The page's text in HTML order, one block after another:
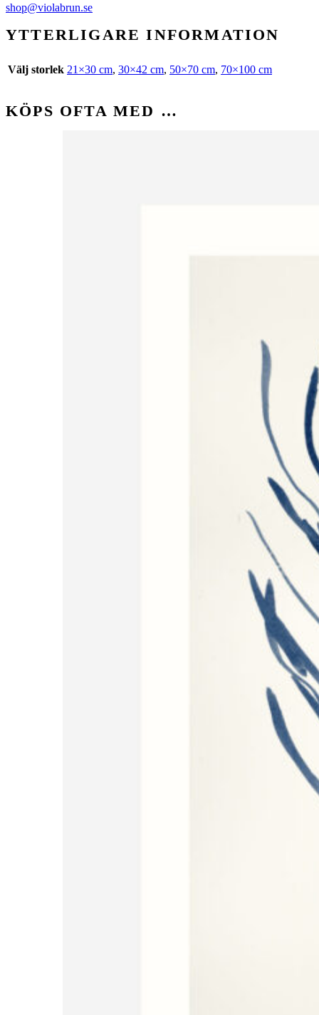
shop@violabrun.se
YTTERLIGARE INFORMATION
Välj storlek 21×30 cm, 30×42 cm, 50×70 cm, 70×100 cm
KÖPS OFTA MED …